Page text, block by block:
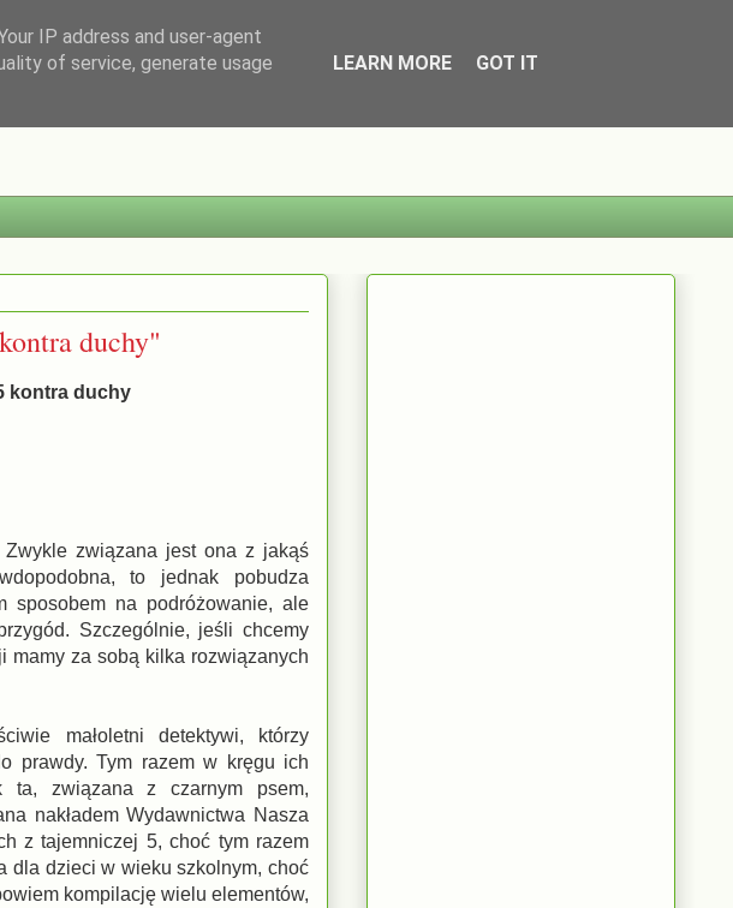
duchy"
kontra duchy
związana jest ona z jakąś
to jednak pobudza
sposobem na podróżowanie, ale
Szczególnie, jeśli chcemy
mamy za sobą kilka rozwiązanych
małoletni detektywi, którzy
prawdy. Tym razem w kręgu ich
ta, związana z czarnym psem,
nakładem Wydawnictwa Nasza
z tajemniczej 5, choć tym razem
dla dzieci w wieku szkolnym, choć
kompilację wielu elementów,
IP address and user-agent
of service, generate usage
LEARN MORE GOT IT